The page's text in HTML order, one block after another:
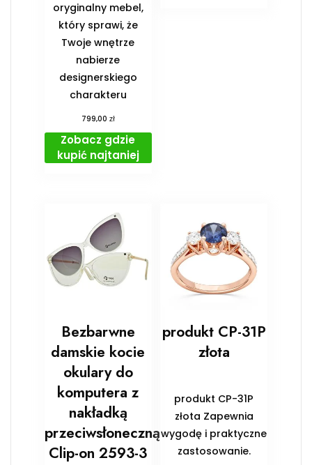
oryginalny mebel,
który sprawi, że
Twoje wnętrze
nabierze
designerskiego
charakteru
799,00 zł
Zobacz gdzie
kupić najtaniej
Bezbarwne
damskie kocie
okulary do
komputera z
nakładką
przeciwsłoneczną
Clip-on 2593-3
produkt CP-31P
złota
produkt CP-31P
złota Zapewnia
wygodę i praktyczne
zastosowanie.